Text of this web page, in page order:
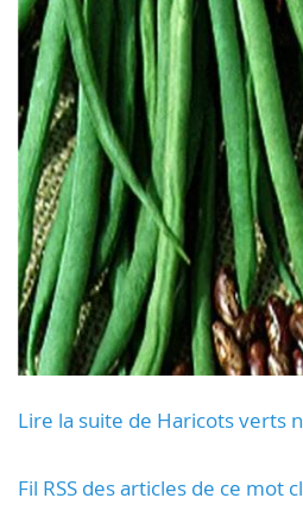
Lire la suite de Haricots verts
Fil RSS des articles de ce mot